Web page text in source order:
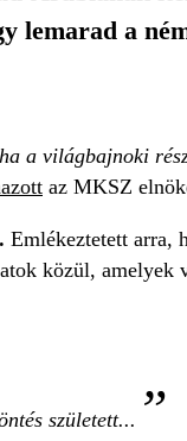
a
a világbajnoki
az MKSZ
Emlékeztetett arra,
közül, amelyek
született...